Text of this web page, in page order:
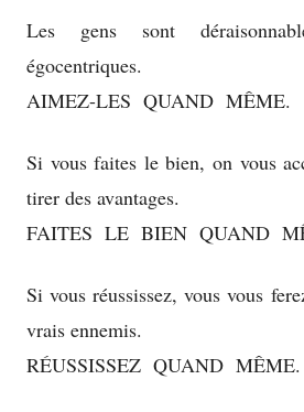
Les gens sont
égocentriques.
AIMEZ-LES QUAND MÊME.
Si vous faites le bien, on vous
tirer des avantages.
FAITES LE BIEN QUAND
Si vous réussissez, vous vous
vrais ennemis.
RÉUSSISSEZ QUAND MÊME.